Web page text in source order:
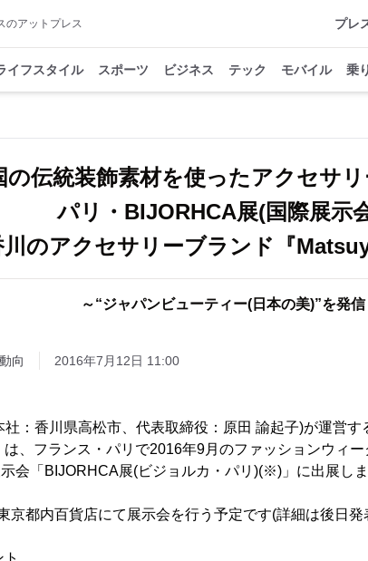
のアットプレス プレ
イフスタイル スポーツ ビジネス テック モバイル 乗
の伝統装飾素材を使ったアクセサ
パリ・BIJORHCA展(国際展示
川のアクセサリーブランド『
～“ジャパンビューティー(日本の美)”を発信
向 2016年7月12日 11:00
社：香川県高松市、代表取締役：原田 諭起子)が運営す
は、フランス・パリで2016年9月のファッションウィ
会「BIJORHCA展(ビジョルカ・パリ)(※)」に出展しま
京都内百貨店にて展示会を行う予定です(詳細は後日発